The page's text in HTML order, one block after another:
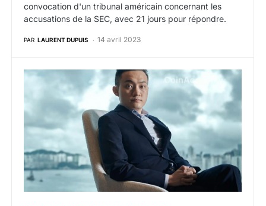
convocation d'un tribunal américain concernant les
accusations de la SEC, avec 21 jours pour répondre.
PAR LAURENT DUPUIS 14 avril 2023
Justin Sun, fondateur de Tron, est poursuivi par la